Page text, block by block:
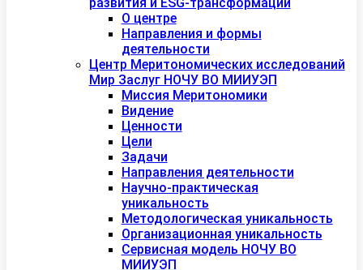
О центре
Направления и формы
деятельности
Центр Меритономических исследований
Мир Заслуг НОЧУ ВО МИИУЭП
Миссия Меритономики
Видение
Ценности
Цели
Задачи
Направления деятельности
Научно-практическая
уникальность
Методологическая уникальность
Организационная уникальность
Сервисная модель НОЧУ ВО
МИИУЭП